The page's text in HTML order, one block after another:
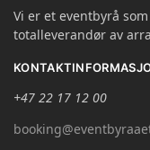
Vi er et eventbyrå
totalleverandør av
+47 22 17 12 00